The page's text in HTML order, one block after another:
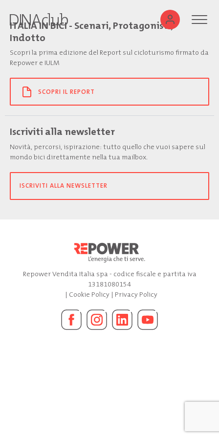
ITALIA IN BICI - Scenari, Protagonisti,
Indotto
Scopri la prima edizione del Report sul cicloturismo firmato da
Repower e IULM
SCOPRI IL REPORT
Iscriviti alla newsletter
Novità, percorsi, ispirazione: tutto quello che vuoi sapere sul
mondo bici direttamente nella tua mailbox.
ISCRIVITI ALLA NEWSLETTER
Repower Vendita Italia spa - codice fiscale e partita iva
13181080154
| Cookie Policy| Privacy Policy